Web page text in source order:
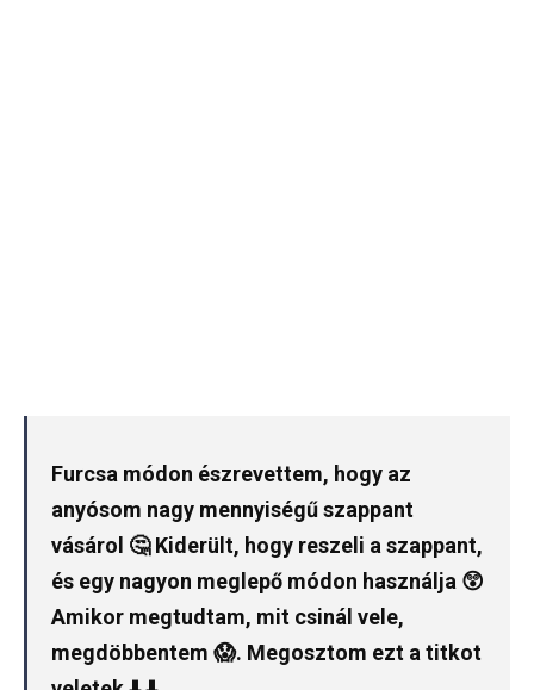
Furcsa módon észrevettem, hogy az
anyósom nagy mennyiségű szappant
vásárol 🤔 Kiderült, hogy reszeli a szappant,
és egy nagyon meglepő módon használja 😲
Amikor megtudtam, mit csinál vele,
megdöbbentem 😱. Megosztom ezt a titkot